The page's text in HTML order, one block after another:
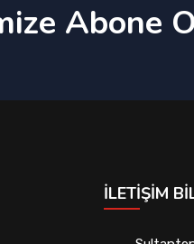
Abone
İLETIŞIM